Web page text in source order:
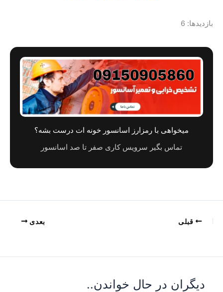
بازدیدها: 6
میخواهی با رمزارز اسانسور خونه ات درست بشه؟
تماس بگیر سرویس کاری صفر تا صد اسانسور
قبلی بعدی
دیگران در حال خواندن..